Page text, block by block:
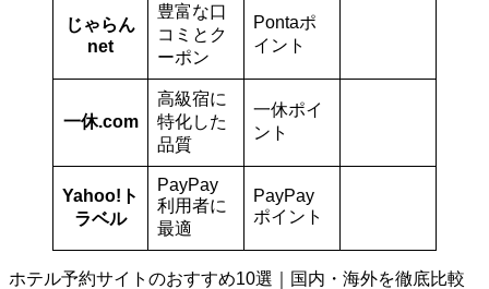
じゃらん
net
豊富な口
コミとク
ーポン
Pontaポ
イント
一休.com
高級宿に
特化した
品質
一休ポイ
ント
Yahoo!ト
ラベル
PayPay
利用者に
最適
PayPay
ポイント
ホテル予約サイトのおすすめ10選｜国内・海外を徹底比較